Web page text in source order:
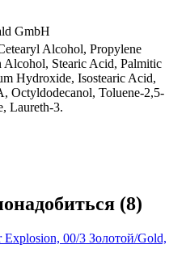
GmbH
Alcohol, Propylene
Stearic Acid, Palmitic
Hydroxide, Isostearic Acid,
Octyldodecanol, Toluene-2,5-
Laureth-3.
(8)